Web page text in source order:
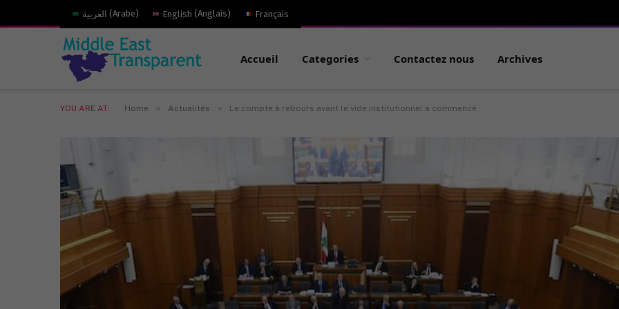
العربية (Arabe) English (Anglais) Français
Accueil Categories Contactez nous Archives
YOU ARE AT: Home » Actualités » Le compte à rebours avant le vide institutionnel a commencé